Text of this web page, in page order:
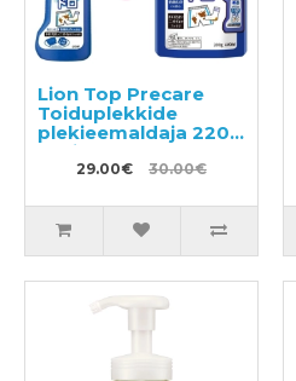
Lion Top Precare
Toiduplekkide
plekieemaldaja 220g
+ täide 200g
29.00€ 30.00€